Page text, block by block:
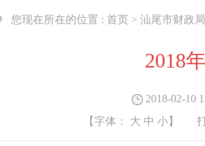
您现在所在的位置 : 首页 > 汕尾市财政局
2018
2018-02-10
【字体： 大 中 小】